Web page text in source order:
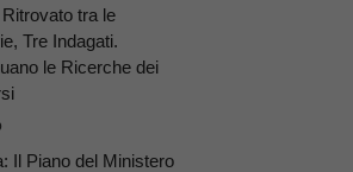
tra le
Tre Indagati.
le Ricerche dei
Il Piano del Ministero